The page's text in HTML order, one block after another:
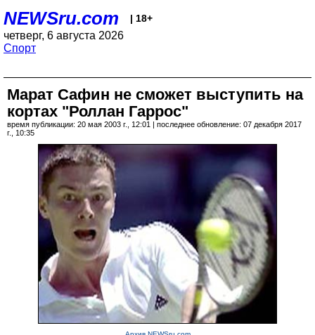
NEWSru.com | 18+
четверг, 6 августа 2026
Спорт
Марат Сафин не сможет выступить на
кортах "Роллан Гаррос"
время публикации: 20 мая 2003 г., 12:01 | последнее обновление: 07 декабря 2017
г., 10:35